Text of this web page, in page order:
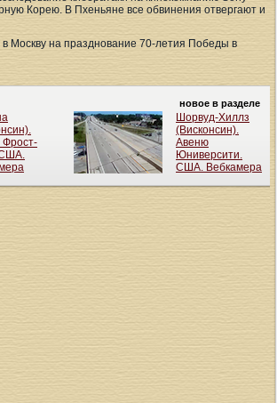
Корею. В Пхеньяне все обвинения отвергают и
Москву на празднование 70-летия Победы в